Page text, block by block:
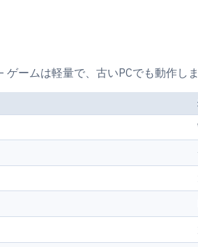
ームは軽量で、古いPCでも動作しま